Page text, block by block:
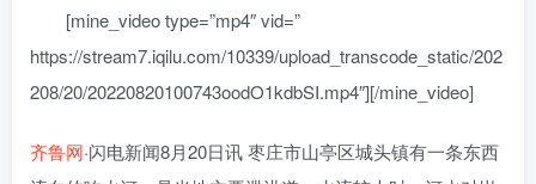
[mine_video type=”mp4″ vid=”
https://stream7.iqilu.com/10339/upload_transcode_static/202
208/20/20220820100743oodO1kdbSI.mp4″][/mine_video]
齐鲁网·闪电新闻8月20日讯 枣庄市山亭区城头镇有一条东西